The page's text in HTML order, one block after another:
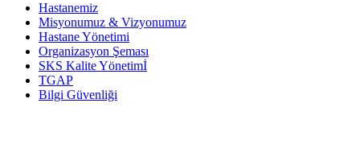
Hastanemiz
Misyonumuz & Vizyonumuz
Hastane Yönetimi
Organizasyon Şeması
SKS Kalite Yönetimİ
TGAP
Bilgi Güvenliği